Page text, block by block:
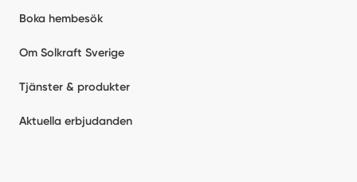
Boka hembesök
Om Solkraft Sverige
Tjänster & produkter
Aktuella erbjudanden